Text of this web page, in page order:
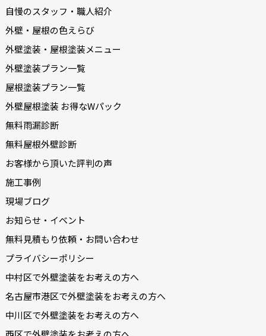
自慢のスタッフ・職人紹介
外壁・屋根の色えらび
外壁塗装・屋根塗装メニュー
外壁塗装プラン一覧
屋根塗装プラン一覧
外壁屋根塗装 お得なWパック
無料雨漏診断
無料屋根外壁診断
お客様から頂いた評判の声
施工事例
現場ブログ
お知らせ・イベント
無料見積もり依頼・お問い合わせ
プライバシーポリシー
中村区で外壁塗装をお考えの方へ
名古屋市港区で外壁塗装をお考えの方へ
中川区で外壁塗装をお考えの方へ